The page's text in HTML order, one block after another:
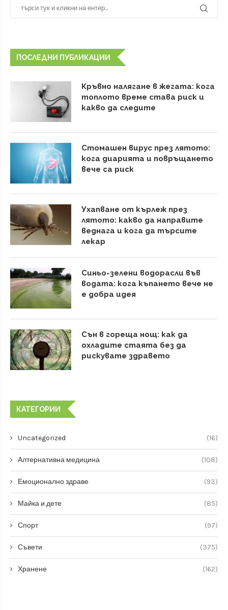
ПОСЛЕДНИ ПУБЛИКАЦИИ
Кръвно налягане в жегата: кога
топлото време става риск и
какво да следите
Стомашен вирус през лятото:
кога диарията и повръщането
вече са риск
Ухапване от кърлеж през
лятото: какво да направите
веднага и кога да търсите
лекар
Синьо-зелени водорасли във
водата: кога къпането вече не
е добра идея
Сън в гореща нощ: как да
охладите стаята без да
рискувате здравето
КАТЕГОРИИ
Uncategorized (16)
Алтернативна медицина (108)
Емоционално здраве (93)
Майка и дете (85)
Спорт (97)
Съвети (375)
Хранене (162)